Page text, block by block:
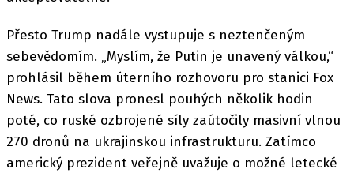
Přesto Trump nadále vystupuje s neztenčeným
sebevědomím. „Myslím, že Putin je unavený válkou,“
prohlásil během úterního rozhovoru pro stanici Fox
News. Tato slova pronesl pouhých několik hodin
poté, co ruské ozbrojené síly zaútočily masivní vlnou
270 dronů na ukrajinskou infrastrukturu. Zatímco
americký prezident veřejně uvažuje o možné letecké